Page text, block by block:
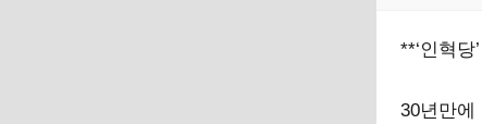
**‘인혁
30년만에